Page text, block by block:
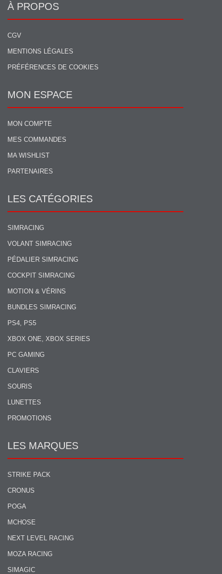
À PROPOS
CGV
MENTIONS LÉGALES
PRÉFÉRENCES DE COOKIES
MON ESPACE
MON COMPTE
MES COMMANDES
MA WISHLIST
PARTENAIRES
LES CATÉGORIES
SIMRACING
VOLANT SIMRACING
PÉDALIER SIMRACING
COCKPIT SIMRACING
MOTION & VÉRINS
BUNDLES SIMRACING
PS4, PS5
XBOX ONE, XBOX SERIES
PC GAMING
CLAVIERS
SOURIS
LUNETTES
PROMOTIONS
LES MARQUES
STRIKE PACK
CRONUS
POGA
MCHOSE
NEXT LEVEL RACING
MOZA RACING
SIMAGIC